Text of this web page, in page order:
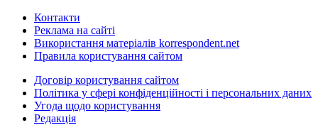
Контакти
Реклама на сайті
Використання матеріалів korrespondent.net
Правила користування сайтом
Договір користування сайтом
Політика у сфері конфіденційності і персональних даних
Угода щодо користування
Редакція